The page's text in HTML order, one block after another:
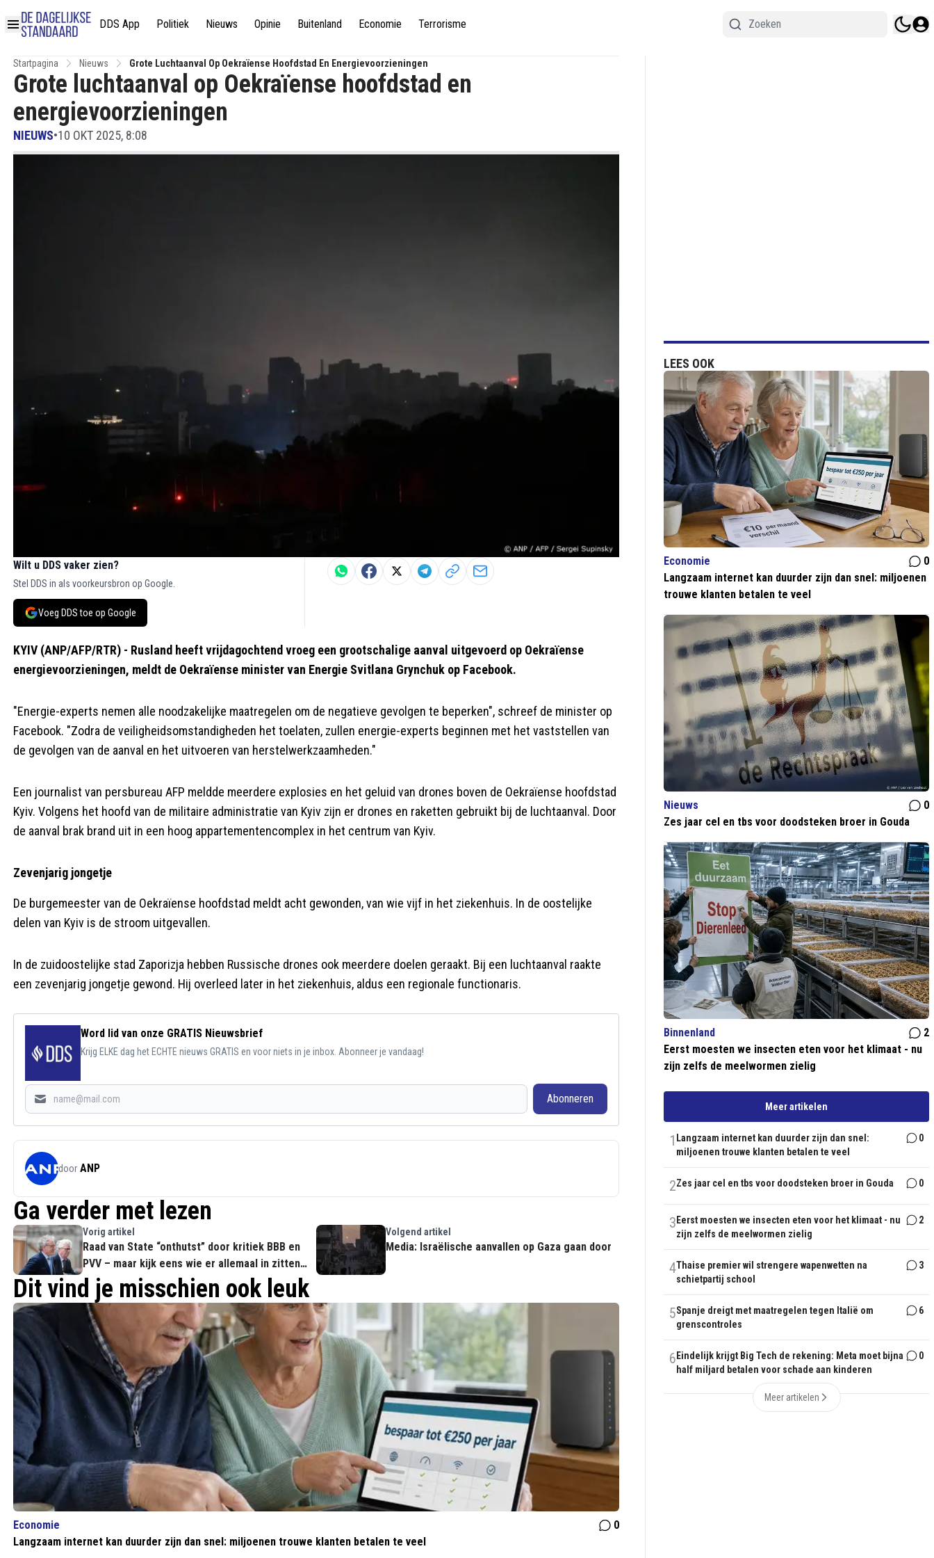
DDS App Politiek Nieuws Opinie Buitenland Economie Terrorisme
Startpagina Nieuws Grote Luchtaanval Op Oekraïense Hoofdstad En Energievoorzieningen
Grote luchtaanval op Oekraïense hoofdstad en
energievoorzieningen
NIEUWS•10 OKT 2025, 8:08
Wilt u DDS vaker zien?
Stel DDS in als voorkeursbron op Google.
Voeg DDS toe op Google
KYIV (ANP/AFP/RTR) - Rusland heeft vrijdagochtend vroeg een grootschalige aanval uitgevoerd op Oekraïense
energievoorzieningen, meldt de Oekraïense minister van Energie Svitlana Grynchuk op Facebook.
"Energie-experts nemen alle noodzakelijke maatregelen om de negatieve gevolgen te beperken", schreef de minister op
Facebook. "Zodra de veiligheidsomstandigheden het toelaten, zullen energie-experts beginnen met het vaststellen van
de gevolgen van de aanval en het uitvoeren van herstelwerkzaamheden."
Een journalist van persbureau AFP meldde meerdere explosies en het geluid van drones boven de Oekraïense hoofdstad
Kyiv. Volgens het hoofd van de militaire administratie van Kyiv zijn er drones en raketten gebruikt bij de luchtaanval. Door
de aanval brak brand uit in een hoog appartementencomplex in het centrum van Kyiv.
Zevenjarig jongetje
De burgemeester van de Oekraïense hoofdstad meldt acht gewonden, van wie vijf in het ziekenhuis. In de oostelijke
delen van Kyiv is de stroom uitgevallen.
In de zuidoostelijke stad Zaporizja hebben Russische drones ook meerdere doelen geraakt. Bij een luchtaanval raakte
een zevenjarig jongetje gewond. Hij overleed later in het ziekenhuis, aldus een regionale functionaris.
Word lid van onze GRATIS Nieuwsbrief
Krijg ELKE dag het ECHTE nieuws GRATIS en voor niets in je inbox. Abonneer je vandaag!
Abonneren
door ANP
Ga verder met lezen
Vorig artikel
Raad van State “onthutst” door kritiek BBB en
PVV – maar kijk eens wie er allemaal in zitten…
Volgend artikel
Media: Israëlische aanvallen op Gaza gaan door
Dit vind je misschien ook leuk
Economie
0
Langzaam internet kan duurder zijn dan snel: miljoenen trouwe klanten betalen te veel
LEES OOK
Economie
0
Langzaam internet kan duurder zijn dan snel: miljoenen
trouwe klanten betalen te veel
Nieuws
0
Zes jaar cel en tbs voor doodsteken broer in Gouda
Binnenland
2
Eerst moesten we insecten eten voor het klimaat - nu
zijn zelfs de meelwormen zielig
Meer artikelen
1 Langzaam internet kan duurder zijn dan snel:
miljoenen trouwe klanten betalen te veel
0
2Zes jaar cel en tbs voor doodsteken broer in Gouda 0
3 Eerst moesten we insecten eten voor het klimaat - nu
zijn zelfs de meelwormen zielig
2
4Thaise premier wil strengere wapenwetten na
schietpartij school
3
5Spanje dreigt met maatregelen tegen Italië om
grenscontroles
6
6 Eindelijk krijgt Big Tech de rekening: Meta moet bijna
half miljard betalen voor schade aan kinderen
0
Meer artikelen